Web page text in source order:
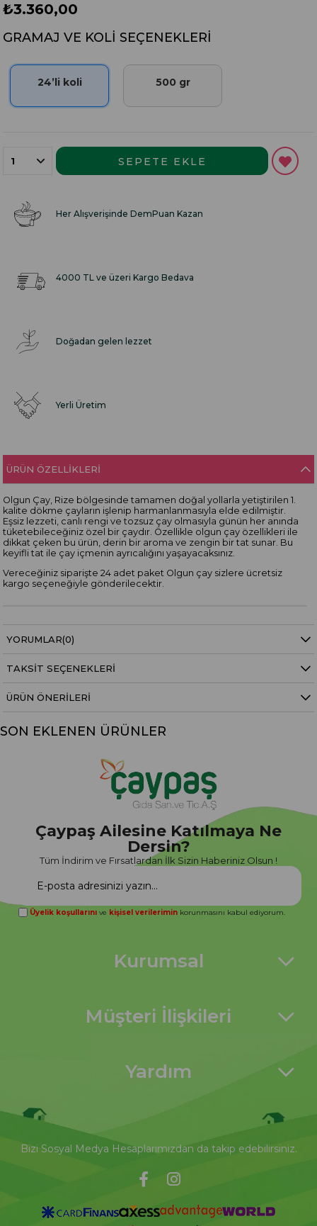
₺3.360,00
GRAMAJ VE KOLI SEÇENEKLERI
24’li koli 500 gr
Her Alışverişinde DemPuan Kazan
4000 TL ve üzeri Kargo Bedava
Doğadan gelen lezzet
Yerli Üretim
ÜRÜN ÖZELLIKLERI
Olgun Çay, Rize bölgesinde tamamen doğal yollarla yetiştirilen 1.
kalite dökme çayların işlenip harmanlanmasıyla elde edilmiştir.
Eşsiz lezzeti, canlı rengi ve tozsuz çay olmasıyla günün her anında
tüketebileceğiniz özel bir çaydır. Özellikle olgun çay özellikleri ile
dikkat çeken bu ürün, derin bir aroma ve zengin bir tat sunar. Bu
keyifli tat ile çay içmenin ayrıcalığını yaşayacaksınız.
Vereceğiniz siparişte 24 adet paket Olgun çay sizlere ücretsiz
kargo seçeneğiyle gönderilecektir.
YORUMLAR(0)
TAKSIT SEÇENEKLERI
ÜRÜN ÖNERILERI
SON EKLENEN ÜRÜNLER
Çaypaş Ailesine Katılmaya Ne
Dersin?
Tüm İndirim ve Fırsatlardan İlk Sizin Haberiniz Olsun !
Üyelik koşullarını ve kişisel verilerimin korunmasını kabul ediyorum.
Kurumsal
Müşteri İlişkileri
Yardım
Bizi Sosyal Medya Hesaplarımızdan da takip edebilirsiniz.